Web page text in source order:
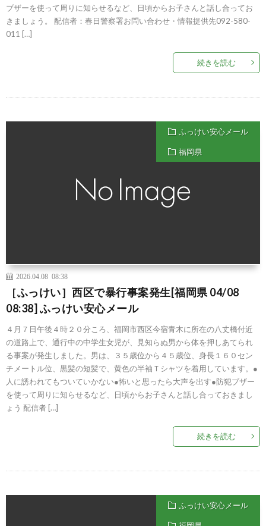
ブザーを使って周りに知らせるなど、日頃からお子さんと話し合ってお
きましょう。 配信者：春日警察署お問い合わせ・情報提供先092-580-
011 […]
続きを読む
ふっけい安心メール
福岡県
2026.04.08 08:38
［ふっけい］西区で暴行事案発生[福岡県 04/08
08:38] ふっけい安心メール
４月７日午後４時２０分ころ、福岡市西区今宿青木に所在の八丈橋付近
の道路上で、通行中の中学生女児が、見知らぬ男から体を押しあてられ
る事案が発生しました。男は、３５歳位から４５歳位、身長１６０セン
チメートル位、黒髪の短髪で、黄色の半袖Ｔシャツを着用しています。●
人に誘われてもついていかない●怖いと思ったら大声を出す●防犯ブザー
を使って周りに知らせるなど、日頃からお子さんと話し合っておきまし
ょう 配信者 […]
続きを読む
ふっけい安心メール